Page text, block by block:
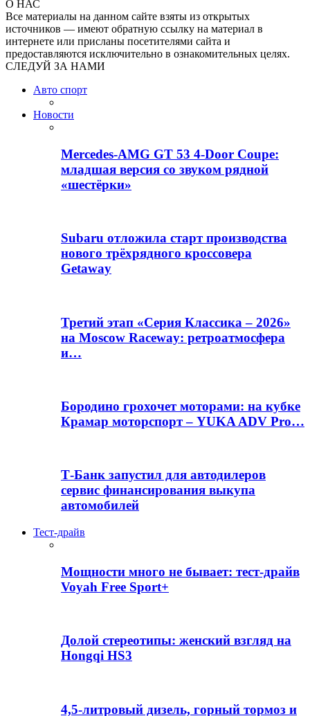
О НАС
Все материалы на данном сайте взяты из открытых
источников — имеют обратную ссылку на материал в
интернете или присланы посетителями сайта и
предоставляются исключительно в ознакомительных целях.
СЛЕДУЙ ЗА НАМИ
Авто спорт
Новости
Mercedes-AMG GT 53 4-Door Coupe:
младшая версия со звуком рядной
«шестёрки»
Subaru отложила старт производства
нового трёхрядного кроссовера
Getaway
Третий этап «Серия Классика – 2026»
на Moscow Raceway: ретроатмосфера
и…
Бородино грохочет моторами: на кубке
Крамар моторспорт – YUKA ADV Pro…
Т-Банк запустил для автодилеров
сервис финансирования выкупа
автомобилей
Тест-драйв
Мощности много не бывает: тест-драйв
Voyah Free Sport+
Долой стереотипы: женский взгляд на
Hongqi HS3
4,5-литровый дизель, горный тормоз и